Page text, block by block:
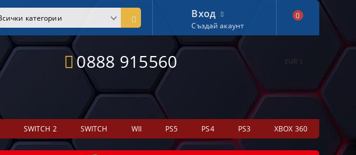
0888 915560 EUR
Вход
Създай акаунт
0
SWITCH 2 SWITCH WII PS5 PS4 PS3 XBOX 360